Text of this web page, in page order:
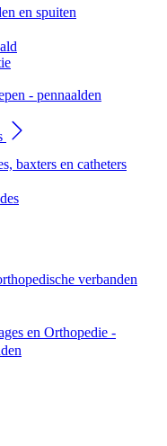
en spuiten
- pennaalden
baxters en catheters
verbanden
en Orthopedie -